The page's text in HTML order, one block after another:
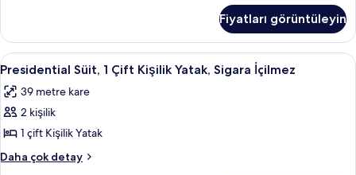
İçilmez
(Custom)
için
tüm
fotoğrafları
görün
(King)
Boy
Yatak,
İçilmez
(Custom)
daha
fazla
detay
Fiyatları görüntüleyin
Presidential
Süit,
1
Çift
Kişilik
Yatak,
Presidential Süit, 1 Çift Kişilik Yatak,
5
Presidential Süit, 1 Çift Kişilik Yatak, Sigara İçilmez
39 metre kare
2 kişilik
1 çift Kişilik Yatak
Daha çok detay
Presidential